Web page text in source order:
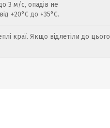
3 м/с, опадів не
+20°C до +35°C.
краї. Якщо відлетіли до цього